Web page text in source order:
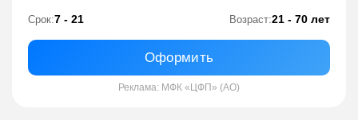
Срок:7 - 21 Возраст:21 - 70 лет
Оформить
Реклама: МФК «ЦФП» (АО)